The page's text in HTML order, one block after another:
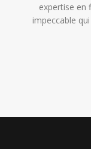
expertise en
impeccable